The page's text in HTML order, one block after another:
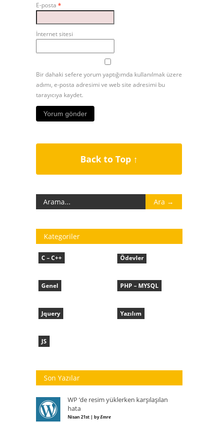
E-posta *
İnternet sitesi
Bir dahaki sefere yorum yaptığımda kullanılmak üzere
adımı, e-posta adresimi ve web site adresimi bu
tarayıcıya kaydet.
Back to Top ↑
Kategoriler
C – C++
Genel
Jquery
JS
Ödevler
PHP – MYSQL
Yazılım
Son Yazılar
WP ‘de resim yüklerken karşılaşılan
hata
Nisan 21st | byEmre